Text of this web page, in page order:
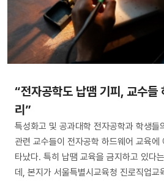
“전자공학도 납땜 기피, 교수들
리”
특성화고 및 공과대학 전자공학과 학생들
관련 교수들이 전자공학 하드웨어 교육
타났다. 특히 납땜 교육을 금지하고 있다
데, 본지가 서울특별시교육청 진로직업교